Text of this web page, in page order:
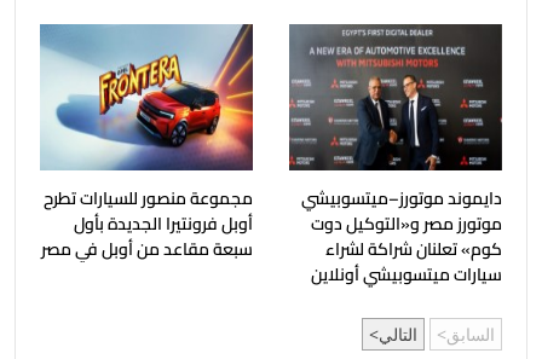
دايموند موتورز–ميتسوبيشي
موتورز مصر و«التوكيل دوت
كوم» تعلنان شراكة لشراء
سيارات ميتسوبيشي أونلاين
مجموعة منصور للسيارات تطرح
أوبل فرونتيرا الجديدة بأول
سبعة مقاعد من أوبل في مصر
السابق التالي